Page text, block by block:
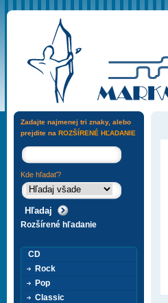
Zadajte najmenej tri znaky, alebo
prejdite na ROZŠÍRENÉ HĽADANIE
Kde hľadať?
Rozšírené hľadanie
CD
Rock
Pop
Classic